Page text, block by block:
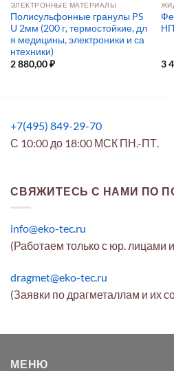
ЭЛЕКТРОННЫЕ МАТЕРИАЛЫ
Полисульфонные гранулы PS
U 2мм (200 г, термостойкие, дл
я медицины, электроники и са
нтехники)
2 880,00₽ 3
+7(495) 849-29-70
С 10:00 до 18:00 МСК ПН.-ПТ.
СВЯЖИТЕСЬ С НАМИ ПО
info@eko-tec.ru
(Работаем только с юр. лицами
dragmet@eko-tec.ru
(Заявки по драгметаллам и их
МЕНЮ